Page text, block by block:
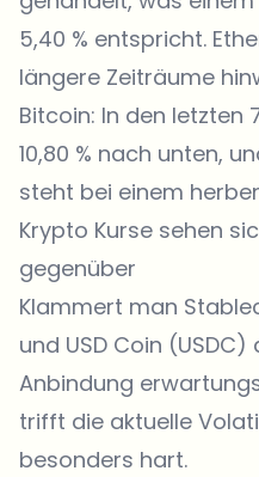
5,40 % entspricht.
längere Zeiträume
Bitcoin: In den letzten
10,80 % nach unten,
steht bei einem
Krypto Kurse sehen
gegenüber
Klammert man
und USD Coin
Anbindung
trifft die aktuelle
besonders hart.